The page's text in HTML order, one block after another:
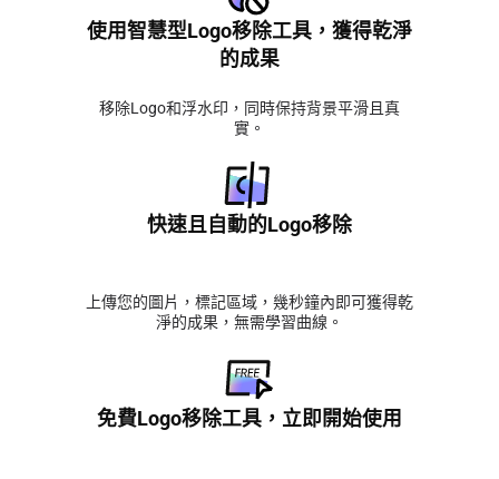
使用智慧型Logo移除工具，獲得乾淨
的成果
移除Logo和浮水印，同時保持背景平滑且真
實。
快速且自動的Logo移除
上傳您的圖片，標記區域，幾秒鐘內即可獲得乾
淨的成果，無需學習曲線。
免費Logo移除工具，立即開始使用